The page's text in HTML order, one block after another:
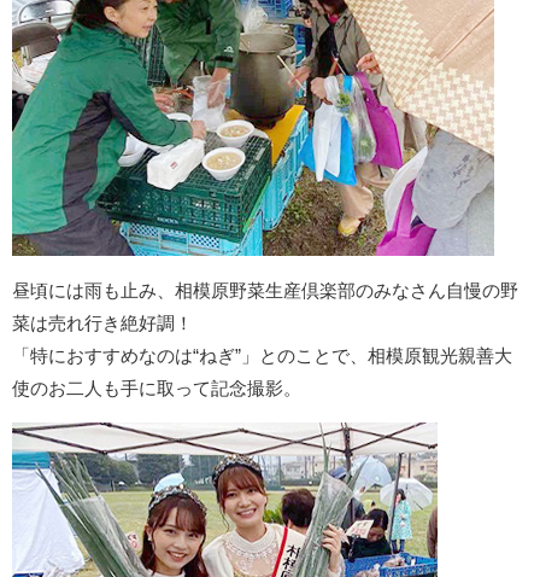
昼頃には雨も止み、相模原野菜生産倶楽部のみなさん自慢の野
菜は売れ行き絶好調！
「特におすすめなのは“ねぎ”」とのことで、相模原観光親善大
使のお二人も手に取って記念撮影。